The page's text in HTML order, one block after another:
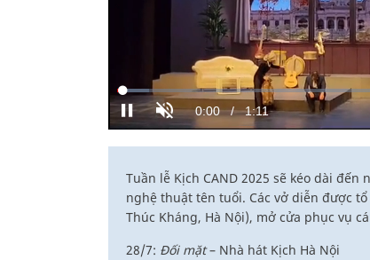
Tuần lễ Kịch CAND 2025 sẽ kéo dài
nghệ thuật tên tuổi. Các vở diễn được
Thúc Kháng, Hà Nội), mở cửa phục vụ
28/7: Đối mặt– Nhà hát Kịch Hà Nội